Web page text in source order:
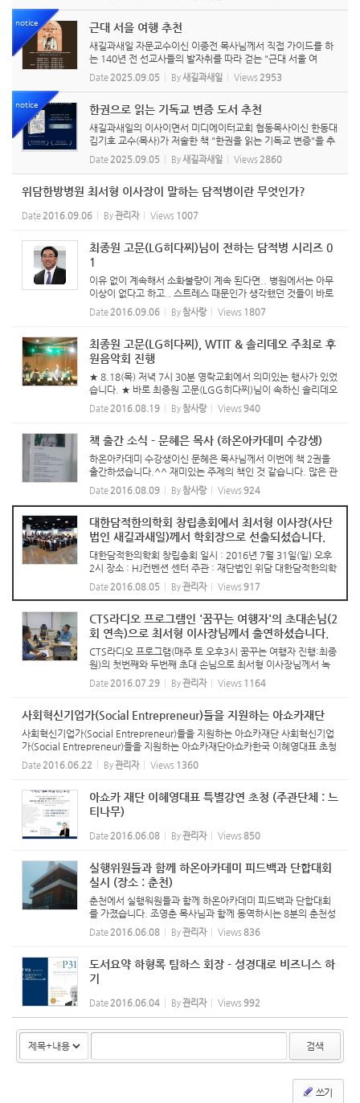
notice 근대 서을 여행 추천
새길과새일 자문교수이신 이종전 목사님께서 직접 가이드를 하
는 140년 전 선교사들의 발자취를 따라 걷는 "근대 서울 여
행"응 추천합니다. 시간이 되시는 분들은 참여하시기 바랍니다.
Date 2025.09.05 By새길과새일 Views 2953
notice 한권으로 읽는 기독교 변증 도서 추천
새길과새일의 이사이면서 미디에이터교회 협동목사이신 한동대
김기호 교수(목사)가 저술한 책 "한권을 읽는 기독교 변증"을 추
천합니다.
Date 2025.09.05 By새길과새일 Views 2860
위담한방병원 최서형 이사장이 말하는 담적병이란 무엇인가?
Date 2016.09.06 By관리자 Views 1007
최종원 고문(LG히다찌)님이 전하는 담적병 시리즈 0
1
이유 없이 계속해서 소화불량이 계속 된다면.. 병원에서는 아무
이상이 없다고 하고.. 스트레스 때문인가 생각했던 것들이 바로
'담적병'이라면? '담적병'에 관한 모든 것, 그 첫번째 영상을 공
유 드립니다. <최종원 고문님 페이스북에서> : 1...
Date 2016.09.06 By 참사랑 Views 1807
최종원 고문(LG히다찌), WTIT & 솔리데오 주최로 후
원음악회 진행
★ 8.18(목) 저녁 7시 30분 영락교회에서 의미있는 행사가 있었
습니다. ★ 바로 최종원 고문(LGG히다찌)님이 속하신 솔리데오
(IT CEO 모임)와 WTIT(국제정보기술민간협력기구)의 주최로
후원 음악회가 진행 되었어요~ *최종원 고문님은 솔리데오 회
Date 2016.08.19 By 참사랑 Views 940
책 출간 소식 - 문혜은 목사 (하온아카데미 수강생)
하온아카데미 수강생이신 문혜은 목사님께서 이번에 책 2권을
출간하셨습니다.^^ 재미있는 주제의 책인 것 같습니다. 많은 관
심 부탁드립니다~ 1) 작은 여인이 주님께 올려드리는 사랑과 자
유의 헌시 ing 2) 영화 '벤허(Ben Hur, 1959)'에 나타난 예수...
Date 2016.08.09 By 참사랑 Views 924
대한담적한의학회 창립총회에서 최서형 이사장(사단
법인 새길과새일)께서 학회장으로 선출되셨습니다.
대한담적한의학회 창립총회 일시 : 2016년 7월 31일(일) 오후
2시 장소 : HJ컨벤션 센터 주관 : 재단법인 위담 대한담적한의학
회 창립총회에서 최서형 이사장님께서 학회장으로 선출되셨습
니다.
Date 2016.08.05 By관리자 Views 917
CTS라디오 프로그램인 '꿈꾸는 여행자'의 초대손님(2
회 연속)으로 최서형 이사장님께서 출연하셨습니다.
CTS라디오 프로그램(매주 토 오후3시 꿈꾸는 여행자 진행:최종
원)의 첫번째와 두번째 초대 손님으로 최서형 이사장님께서 녹
화를 마쳤습니다. 진행해 주신 최종원(현 LG히다찌 고문, 진소
랩 대표) 대표에게 감사를 드립니다.
Date 2016.07.29 By관리자 Views 1164
사회혁신기업가(Social Entrepreneur)들을 지원하는 아쇼카재단
사회혁신기업가(Social Entrepreneur)들을 지원하는 아쇼카재단 사회혁신기업
가(Social Entrepreneur)들을 지원하는 아쇼카재단아쇼카한국 이혜영대표 초청
강연 지난 6월18일 오전 7시 (사)새길과새일 강당에서는 느티나무(대표 : 김덕수)
가 주최한 아쇼카한...
Date 2016.06.22 By관리자 Views 1360
아쇼카 재단 이혜영대표 특별강연 초청 (주관단체 : 느
티나무)
Date 2016.06.08 By관리자 Views 850
실행위원들과 함께 하온아카데미 피드백과 단합대회
실시 (장소 : 춘천)
춘천에서 실행워원들과 함께 하온아카데미 피드백과 단합대회
를 가졌습니다. 조영춘 목사님과 함께 동역하시는 8분의 춘천성
시화운동본부 목사님들과도 차세대 청년 리더 육성과 사회적 약
자들을 돌비기 위한 방안 등 여러가지 주제로 이야기꽃을 피웠습
Date 2016.06.08 By관리자 Views 836
도서요약 하형록 팀하스 회장 - 성경대로 비즈니스 하
기
Date 2016.06.04 By관리자 Views 992
검색
쓰기